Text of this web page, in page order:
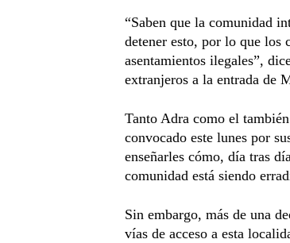
“Saben que la comunidad
detener esto, por lo que los
asentamientos ilegales”,
extranjeros a la entrada de
Tanto Adra como el
convocado este lunes por
enseñarles cómo, día tras
comunidad está siendo
Sin embargo, más de una
vías de acceso a esta